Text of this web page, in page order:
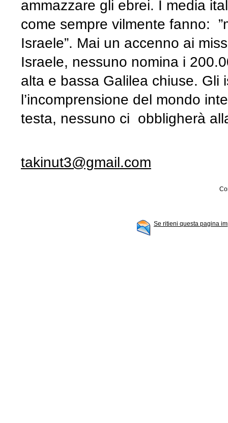
ammazzare gli ebrei. I media
come sempre vilmente fanno:
Israele”. Mai un accenno ai
Israele, nessuno nomina i
alta e bassa Galilea chiuse. Gli
l’incomprensione del mondo
testa, nessuno ci obbligherà
takinut3@gmail.com
Se ritieni questa pagina